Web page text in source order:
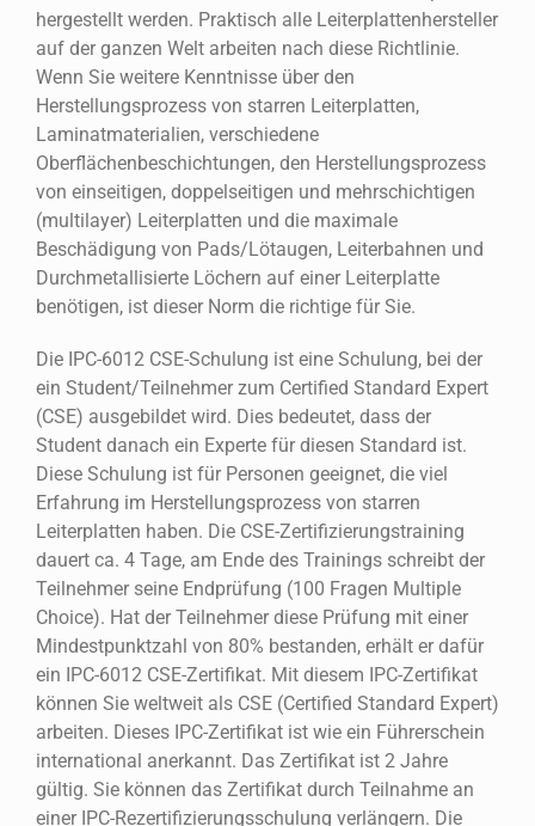
hergestellt werden. Praktisch alle Leiterplattenhersteller
auf der ganzen Welt arbeiten nach diese Richtlinie.
Wenn Sie weitere Kenntnisse über den
Herstellungsprozess von starren Leiterplatten,
Laminatmaterialien, verschiedene
Oberflächenbeschichtungen, den Herstellungsprozess
von einseitigen, doppelseitigen und mehrschichtigen
(multilayer) Leiterplatten und die maximale
Beschädigung von Pads/Lötaugen, Leiterbahnen und
Durchmetallisierte Löchern auf einer Leiterplatte
benötigen, ist dieser Norm die richtige für Sie.
Die IPC-6012 CSE-Schulung ist eine Schulung, bei der
ein Student/Teilnehmer zum Certified Standard Expert
(CSE) ausgebildet wird. Dies bedeutet, dass der
Student danach ein Experte für diesen Standard ist.
Diese Schulung ist für Personen geeignet, die viel
Erfahrung im Herstellungsprozess von starren
Leiterplatten haben. Die CSE-Zertifizierungstraining
dauert ca. 4 Tage, am Ende des Trainings schreibt der
Teilnehmer seine Endprüfung (100 Fragen Multiple
Choice). Hat der Teilnehmer diese Prüfung mit einer
Mindestpunktzahl von 80% bestanden, erhält er dafür
ein IPC-6012 CSE-Zertifikat. Mit diesem IPC-Zertifikat
können Sie weltweit als CSE (Certified Standard Expert)
arbeiten. Dieses IPC-Zertifikat ist wie ein Führerschein
international anerkannt. Das Zertifikat ist 2 Jahre
gültig. Sie können das Zertifikat durch Teilnahme an
einer IPC-Rezertifizierungsschulung verlängern. Die